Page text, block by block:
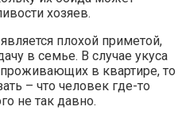
хозяев.
плохой приметой,
в семье. В случае укуса
в квартире, то
– что человек где-то
не так давно.